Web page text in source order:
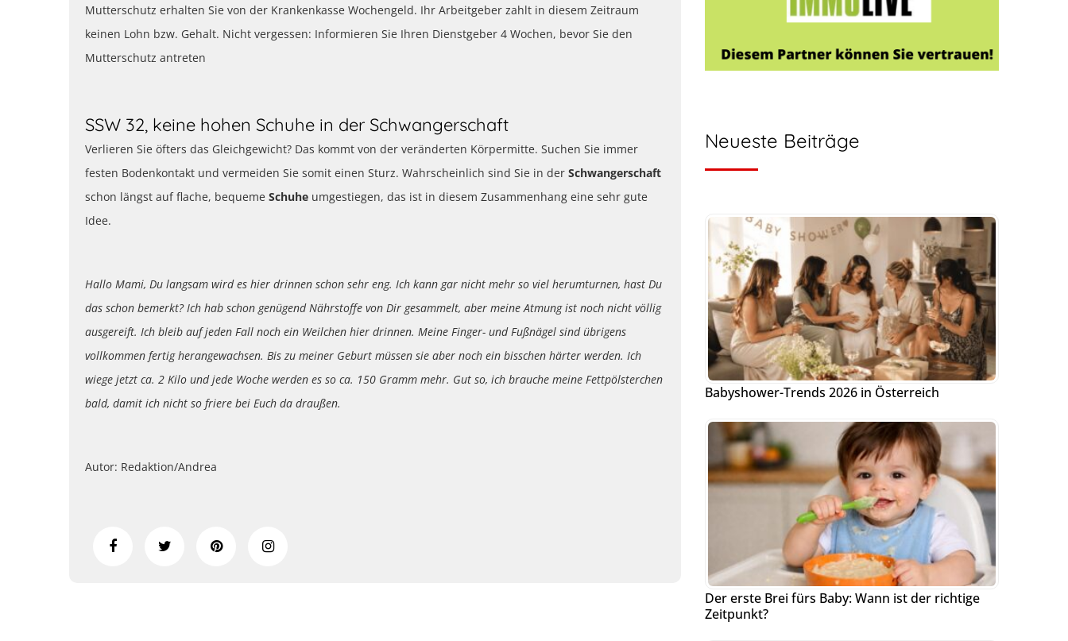
Mutterschutz erhalten Sie von der Krankenkasse Wochengeld. Ihr Arbeitgeber zahlt in diesem Zeitraum
keinen Lohn bzw. Gehalt. Nicht vergessen: Informieren Sie Ihren Dienstgeber 4 Wochen, bevor Sie den
Mutterschutz antreten
SSW 32, keine hohen Schuhe in der Schwangerschaft
Verlieren Sie öfters das Gleichgewicht? Das kommt von der veränderten Körpermitte. Suchen Sie immer
festen Bodenkontakt und vermeiden Sie somit einen Sturz. Wahrscheinlich sind Sie in der Schwangerschaft
schon längst auf flache, bequeme Schuhe umgestiegen, das ist in diesem Zusammenhang eine sehr gute
Idee.
Hallo Mami, Du langsam wird es hier drinnen schon sehr eng. Ich kann gar nicht mehr so viel herumturnen, hast Du
das schon bemerkt? Ich hab schon genügend Nährstoffe von Dir gesammelt, aber meine Atmung ist noch nicht völlig
ausgereift. Ich bleib auf jeden Fall noch ein Weilchen hier drinnen. Meine Finger- und Fußnägel sind übrigens
vollkommen fertig herangewachsen. Bis zu meiner Geburt müssen sie aber noch ein bisschen härter werden. Ich
wiege jetzt ca. 2 Kilo und jede Woche werden es so ca. 150 Gramm mehr. Gut so, ich brauche meine Fettpölsterchen
bald, damit ich nicht so friere bei Euch da draußen.
Autor: Redaktion/Andrea
Neueste Beiträge
Babyshower-Trends 2026 in Österreich
Der erste Brei fürs Baby: Wann ist der richtige
Zeitpunkt?